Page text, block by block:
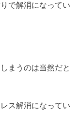
で解消になってい
まうのは当然だと
ス解消になってい